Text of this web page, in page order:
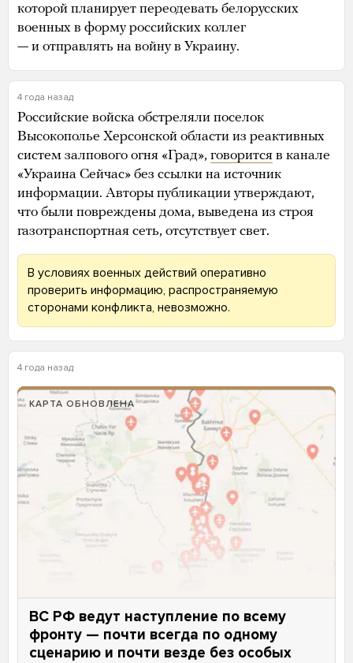
которой планирует переодевать белорусских
военных в форму российских коллег
— и отправлять на войну в Украину.
4 года назад
Российские войска обстреляли поселок
Высокополье Херсонской области из реактивных
систем залпового огня «Град», говорится в канале
«Украина Сейчас» без ссылки на источник
информации. Авторы публикации утверждают,
что были повреждены дома, выведена из строя
газотранспортная сеть, отсутствует свет.
В условиях военных действий оперативно
проверить информацию, распространяемую
сторонами конфликта, невозможно.
4 года назад
КАРТА ОБНОВЛЕНА
ВС РФ ведут наступление по всему
фронту — почти всегда по одному
сценарию и почти везде без особых